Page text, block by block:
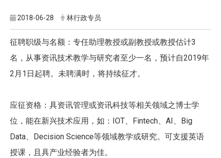
2018-06-28 林行政专员
征聘职级与名额：专任助理教授或副教授或教授估计3
名，从事资讯技术教学与研究者至少一名，预计自2019年
2 月 1 日起聘。未聘满时，将持续征才。
应征资格：具资讯管理或资讯科技等相关领域之博士学
位，能在新兴技术应用，如： IOT Fintech AI
Big
Data
Decision Science等领域教学或研究。可支援英语
授课，且具产业经验者为佳。